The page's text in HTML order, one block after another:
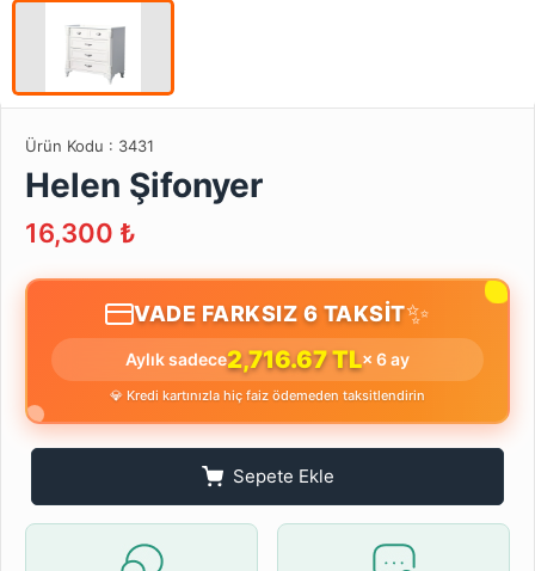
Ürün Kodu : 3431
Helen Şifonyer
16,300 ₺
VADE FARKSIZ 6 TAKSİT✨
Aylık sadece2,716.67 TL× 6 ay
💎 Kredi kartınızla hiç faiz ödemeden taksitlendirin
Sepete Ekle